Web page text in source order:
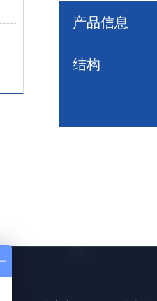
产品信息
结构